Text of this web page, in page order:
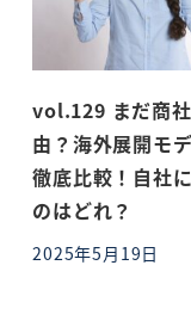
vol.129 まだ商
由？海外展開モ
徹底比較！自社
のはどれ？
投稿日
2025年5月19日